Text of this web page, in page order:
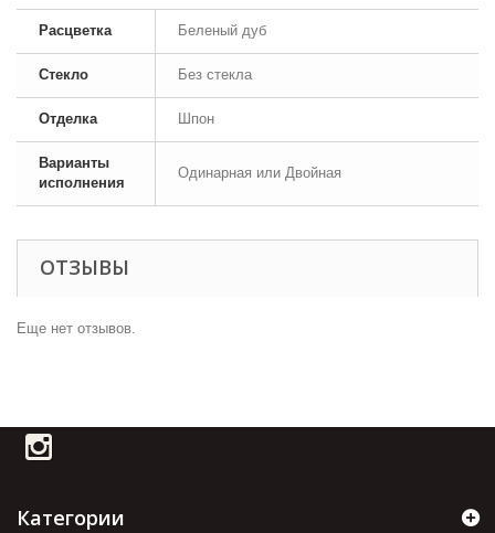
Расцветка Беленый дуб
Стекло Без стекла
Отделка Шпон
Варианты
исполнения
Одинарная или Двойная
ОТЗЫВЫ
Еще нет отзывов.
Категории